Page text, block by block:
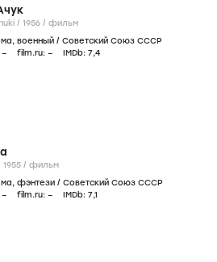
Bashi-Achuki / 1956 / фильм
, военный / Советский Союз СССР
– film.ru: – IMDb: 7,4
1955 / фильм
, фэнтези / Советский Союз СССР
– film.ru: – IMDb: 7,1